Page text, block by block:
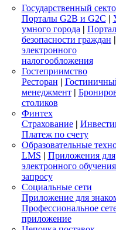
Государственный
Порталы G2B и G2C |
умного города| Портал
безопасности граждан |
электронного
налогообложения
Гостеприимство
Ресторан |
менеджмент|
столиков
Финтех
Страхование|
Платеж по счету
Образовательные
LMS | Приложения для
электронного
запросу
Социальные сети
Приложение для
Профессиональное
приложение